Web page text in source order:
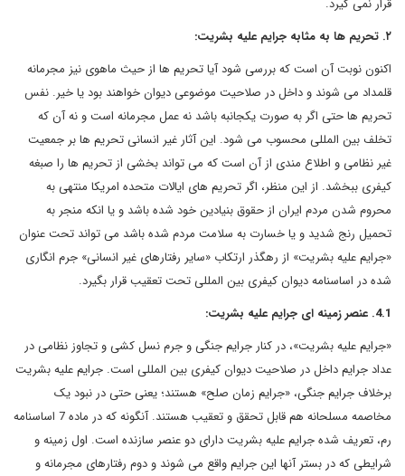
قرار نمی گیرد.
۲. تحریم ها به مثابه جرایم علیه بشریت:
اکنون نوبت آن است که بررسی شود آیا تحریم ها از حیث ماهوی نیز مجرمانه
قلمداد می شوند و داخل در صلاحیت موضوعی دیوان خواهند بود یا خیر. نفس
تحریم ها حتی اگر به صورت یکجانبه باشد نه عمل مجرمانه است و نه آن که
تخلف بین المللی محسوب می شود. این آثار غیر انسانی تحریم ها بر جمعیت
غیر نظامی و اطلاع مندی از آن است که می تواند بخشی از تحریم ها را صبغه
کیفری ببخشد. از این منظر، اگر تحریم های ایالات متحده امریکا منتهی به
محروم شدن مردم ایران از حقوق بنیادین خود شده باشد و یا انکه منجر به
تحمیل رنج شدید و یا خسارت به سلامت مردم شده باشد می تواند تحت عنوان
«جرایم علیه بشریت» از رهگذر ارتکاب «سایر رفتارهای غیر انسانی» جرم انگاری
شده در اساسنامه دیوان کیفری بین المللی تحت تعقیب قرار بگیرد.
4.1. عنصر زمینه ای جرایم علیه بشریت:
«جرایم علیه بشریت»، در کنار جرایم جنگی و جرم نسل کشی و تجاوز نظامی در
عداد جرایم داخل در صلاحیت دیوان کیفری بین المللی است. جرایم علیه بشریت
برخلاف جرایم جنگی،‌ «جرایم زمان صلح» هستند؛ یعنی حتی در نبود یک
مخاصمه مسلحانه هم قابل تحقق و تعقیب هستند. آنگونه که در ماده 7 اساسنامه
رم، تعریف شده جرایم علیه بشریت دارای دو عنصر سازنده است. اول زمینه و
شرایطی که در بستر آنها این جرایم واقع می شوند و دوم رفتارهای مجرمانه و